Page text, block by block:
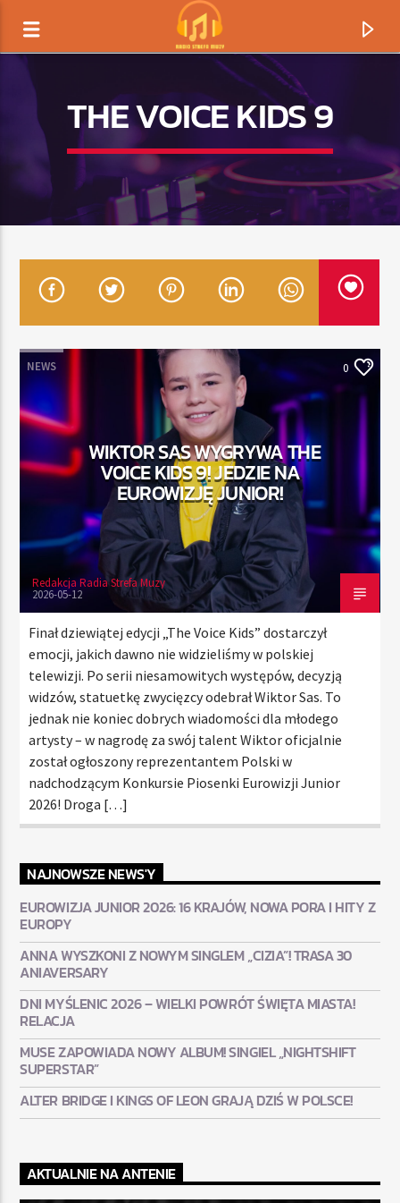
TYTUŁ
ARTYSTA
TERAZ
RADIO STREFA MUZY
00:00 21:00
THE VOICE KIDS 9
NEWS 0
WIKTOR SAS WYGRYWA THE
VOICE KIDS 9! JEDZIE NA
EUROWIZJĘ JUNIOR!
Redakcja Radia Strefa Muzy
2026-05-12
Finał dziewiątej edycji „The Voice Kids” dostarczył
emocji, jakich dawno nie widzieliśmy w polskiej
telewizji. Po serii niesamowitych występów, decyzją
widzów, statuetkę zwycięzcy odebrał Wiktor Sas. To
jednak nie koniec dobrych wiadomości dla młodego
artysty – w nagrodę za swój talent Wiktor oficjalnie
został ogłoszony reprezentantem Polski w
nadchodzącym Konkursie Piosenki Eurowizji Junior
2026! Droga […]
NAJNOWSZE NEWS'Y
EUROWIZJA JUNIOR 2026: 16 KRAJÓW, NOWA PORA I HITY Z
EUROPY
ANNA WYSZKONI Z NOWYM SINGLEM „CIZIA”! TRASA 30
ANIAVERSARY
DNI MYŚLENIC 2026 – WIELKI POWRÓT ŚWIĘTA MIASTA!
RELACJA
MUSE ZAPOWIADA NOWY ALBUM! SINGIEL „NIGHTSHIFT
SUPERSTAR”
ALTER BRIDGE I KINGS OF LEON GRAJĄ DZIŚ W POLSCE!
AKTUALNIE NA ANTENIE